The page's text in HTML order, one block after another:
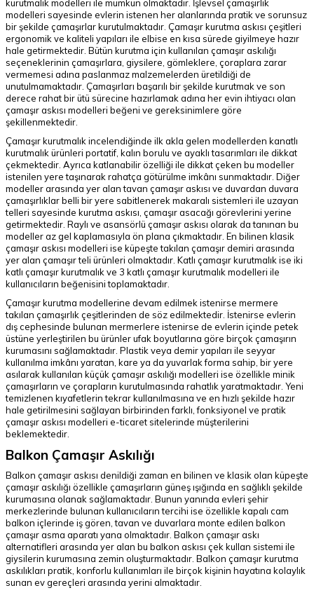
kurutmalık modelleri ile mümkün olmaktadır. İşlevsel çamaşırlık
modelleri sayesinde evlerin istenen her alanlarında pratik ve sorunsuz
bir şekilde çamaşırlar kurutulmaktadır. Çamaşır kurutma askısı çeşitleri
ergonomik ve kaliteli yapıları ile elbise en kısa sürede giyilmeye hazır
hale getirmektedir. Bütün kurutma için kullanılan çamaşır askılığı
seçeneklerinin çamaşırlara, giysilere, gömleklere, çoraplara zarar
vermemesi adına paslanmaz malzemelerden üretildiği de
unutulmamaktadır. Çamaşırları başarılı bir şekilde kurutmak ve son
derece rahat bir ütü sürecine hazırlamak adına her evin ihtiyacı olan
çamaşır askısı modelleri beğeni ve gereksinimlere göre
şekillenmektedir.
Çamaşır kurutmalık incelendiğinde ilk akla gelen modellerden kanatlı
kurutmalık ürünleri portatif, kalın borulu ve ayaklı tasarımları ile dikkat
çekmektedir. Ayrıca katlanabilir özelliği ile dikkat çeken bu modeller
istenilen yere taşınarak rahatça götürülme imkânı sunmaktadır. Diğer
modeller arasında yer alan tavan çamaşır askısı ve duvardan duvara
çamaşırlıklar belli bir yere sabitlenerek makaralı sistemleri ile uzayan
telleri sayesinde kurutma askısı, çamaşır asacağı görevlerini yerine
getirmektedir. Raylı ve asansörlü çamaşır askısı olarak da tanınan bu
modeller az gel kaplamasıyla ön plana çıkmaktadır. En bilinen klasik
çamaşır askısı modelleri ise küpeşte takılan çamaşır demiri arasında
yer alan çamaşır teli ürünleri olmaktadır. Katlı çamaşır kurutmalık ise iki
katlı çamaşır kurutmalık ve 3 katlı çamaşır kurutmalık modelleri ile
kullanıcıların beğenisini toplamaktadır.
Çamaşır kurutma modellerine devam edilmek istenirse mermere
takılan çamaşırlık çeşitlerinden de söz edilmektedir. İstenirse evlerin
dış cephesinde bulunan mermerlere istenirse de evlerin içinde petek
üstüne yerleştirilen bu ürünler ufak boyutlarına göre birçok çamaşırın
kurumasını sağlamaktadır. Plastik veya demir yapıları ile seyyar
kullanılma imkânı yaratan, kare ya da yuvarlak forma sahip, bir yere
asılarak kullanılan küçük çamaşır askılığı modelleri ise özellikle minik
çamaşırların ve çorapların kurutulmasında rahatlık yaratmaktadır. Yeni
temizlenen kıyafetlerin tekrar kullanılmasına ve en hızlı şekilde hazır
hale getirilmesini sağlayan birbirinden farklı, fonksiyonel ve pratik
çamaşır askısı modelleri e-ticaret sitelerinde müşterilerini
beklemektedir.
Balkon Çamaşır Askılığı
Balkon çamaşır askısı denildiği zaman en bilinen ve klasik olan küpeşte
çamaşır askılığı özellikle çamaşırların güneş ışığında en sağlıklı şekilde
kurumasına olanak sağlamaktadır. Bunun yanında evleri şehir
merkezlerinde bulunan kullanıcıların tercihi ise özellikle kapalı cam
balkon içlerinde iş gören, tavan ve duvarlara monte edilen balkon
çamaşır asma aparatı yana olmaktadır. Balkon çamaşır askı
alternatifleri arasında yer alan bu balkon askısı çek kullan sistemi ile
giysilerin kurumasına zemin oluşturmaktadır. Balkon çamaşır kurutma
askılıkları pratik, konforlu kullanımları ile birçok kişinin hayatına kolaylık
sunan ev gereçleri arasında yerini almaktadır.